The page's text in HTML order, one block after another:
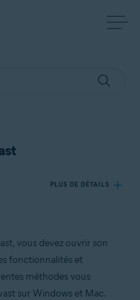
PLUS DE DÉTAILS
vous devez ouvrir son
fonctionnalités et
méthodes vous
sur Windows et Mac.